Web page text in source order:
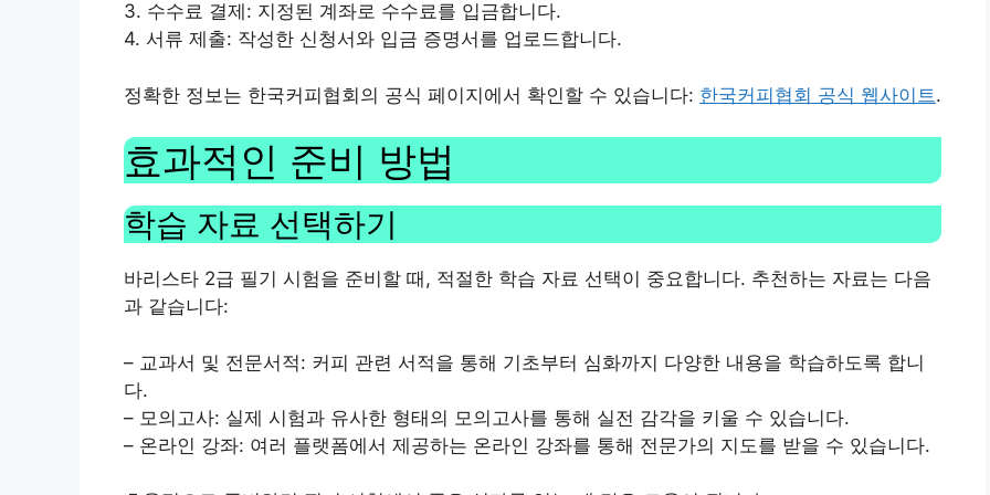
3. 수수료 결제: 지정된 계좌로 수수료를 입금합니다.
4. 서류 제출: 작성한 신청서와 입금 증명서를 업로드합니다.
정확한 정보는 한국커피협회의 공식 페이지에서 확인할 수 있습니다: 한국커피협회 공식 웹사이트 .
효과적인 준비 방법
학습 자료 선택하기
바리스타 2급 필기 시험을 준비할 때, 적절한 학습 자료 선택이 중요합니다. 추천하는 자료는 다음
과 같습니다:
– 교과서 및 전문서적: 커피 관련 서적을 통해 기초부터 심화까지 다양한 내용을 학습하도록 합니
다.
– 모의고사: 실제 시험과 유사한 형태의 모의고사를 통해 실전 감각을 키울 수 있습니다.
– 온라인 강좌: 여러 플랫폼에서 제공하는 온라인 강좌를 통해 전문가의 지도를 받을 수 있습니다.